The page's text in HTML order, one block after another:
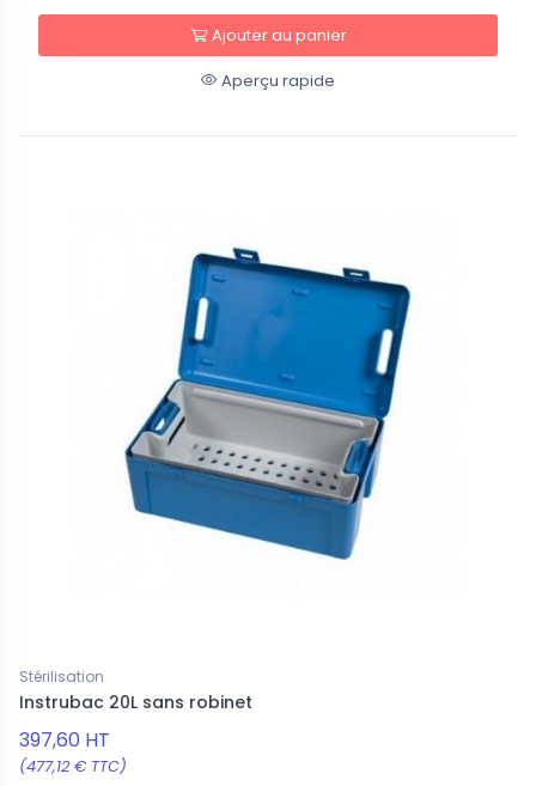
Ajouter au panier
Aperçu rapide
Stérilisation
Instrubac 20L sans robinet
397,60 HT
(477,12 € TTC)